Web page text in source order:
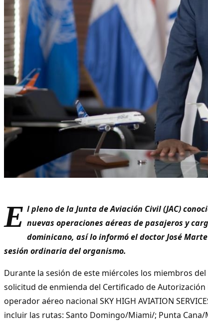
E l pleno de la Junta de Aviación Civil (JAC)
nuevas operaciones aéreas de pasajeros y
dominicano, así lo informó el doctor José
sesión ordinaria del organismo.
Durante la sesión de este miércoles los miembros
solicitud de enmienda del Certificado de Autorización
operador aéreo nacional SKY HIGH AVIATION
incluir las rutas: Santo Domingo/Miami/; Punta Cana/